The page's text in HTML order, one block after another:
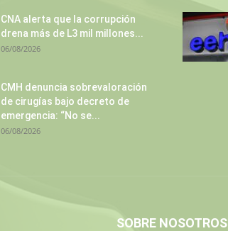
CNA alerta que la corrupción
drena más de L3 mil millones...
06/08/2026
CMH denuncia sobrevaloración
de cirugías bajo decreto de
emergencia: “No se...
06/08/2026
SOBRE NOSOTROS